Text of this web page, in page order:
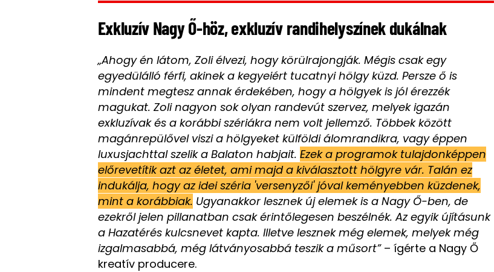
Exkluzív Nagy Ő-höz, exkluzív randihelyszínek dukálnak
„Ahogy én látom, Zoli élvezi, hogy körülrajongják. Mégis csak egy
egyedülálló férfi, akinek a kegyeiért tucatnyi hölgy küzd. Persze ő is
mindent megtesz annak érdekében, hogy a hölgyek is jól érezzék
magukat. Zoli nagyon sok olyan randevút szervez, melyek igazán
exkluzívak és a korábbi szériákra nem volt jellemző. Többek között
magánrepülővel viszi a hölgyeket külföldi álomrandikra, vagy éppen
luxusjachttal szelik a Balaton habjait. Ezek a programok tulajdonképpen
előrevetítik azt az életet, ami majd a kiválasztott hölgyre vár. Talán ez
indukálja, hogy az idei széria 'versenyzői' jóval keményebben küzdenek,
mint a korábbiak. Ugyanakkor lesznek új elemek is a Nagy Ő-ben, de
ezekről jelen pillanatban csak érintőlegesen beszélnék. Az egyik újításunk
a Hazatérés kulcsnevet kapta. Illetve lesznek még elemek, melyek még
izgalmasabbá, még látványosabbá teszik a műsort”– ígérte a Nagy Ő
kreatív producere.